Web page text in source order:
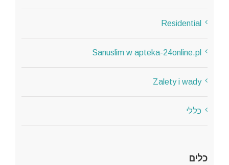
Residential
Sanuslim w apteka-24online.pl
Zalety i wady
כללי
כלים